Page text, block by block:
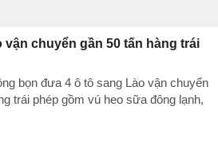
chuyển gần 50 tấn hàng trái
bọn đưa 4 ô tô sang Lào vận chuyển
trái phép gồm vú heo sữa đông lạnh,